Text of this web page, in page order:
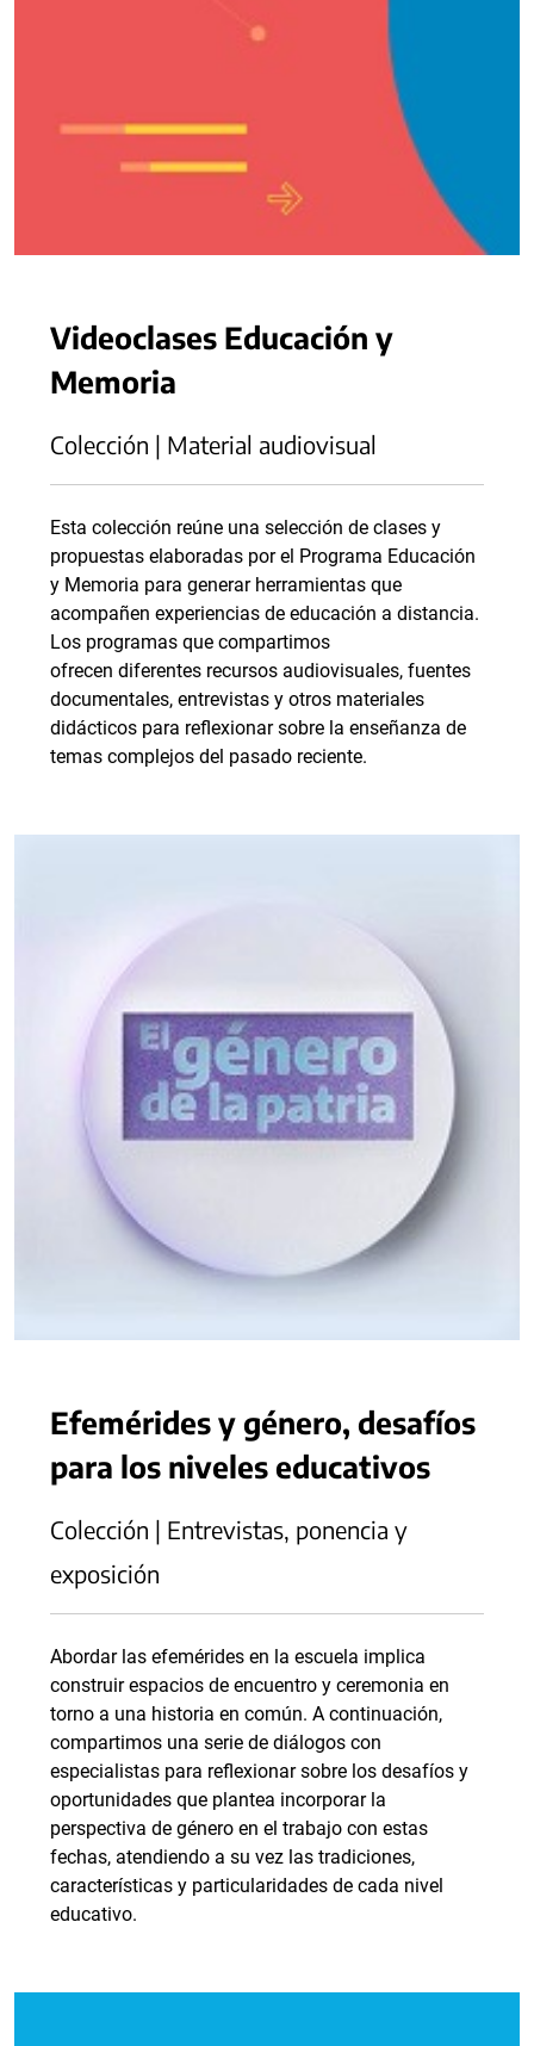
Videoclases Educación y
Memoria
Colección | Material audiovisual
Esta colección reúne una selección de clases y
propuestas elaboradas por el Programa Educación
y Memoria para generar herramientas que
acompañen experiencias de educación a distancia.
Los programas que compartimos
ofrecen diferentes recursos audiovisuales, fuentes
documentales, entrevistas y otros materiales
didácticos para reflexionar sobre la enseñanza de
temas complejos del pasado reciente.
Efemérides y género, desafíos
para los niveles educativos
Colección | Entrevistas, ponencia y
exposición
Abordar las efemérides en la escuela implica
construir espacios de encuentro y ceremonia en
torno a una historia en común. A continuación,
compartimos una serie de diálogos con
especialistas para reflexionar sobre los desafíos y
oportunidades que plantea incorporar la
perspectiva de género en el trabajo con estas
fechas, atendiendo a su vez las tradiciones,
características y particularidades de cada nivel
educativo.